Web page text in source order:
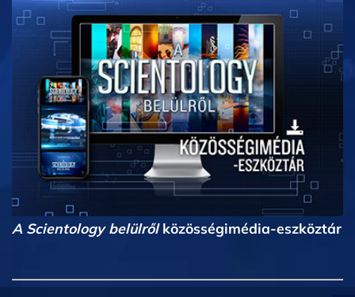
A Scientology belülrőlközösségimédia-eszköztár